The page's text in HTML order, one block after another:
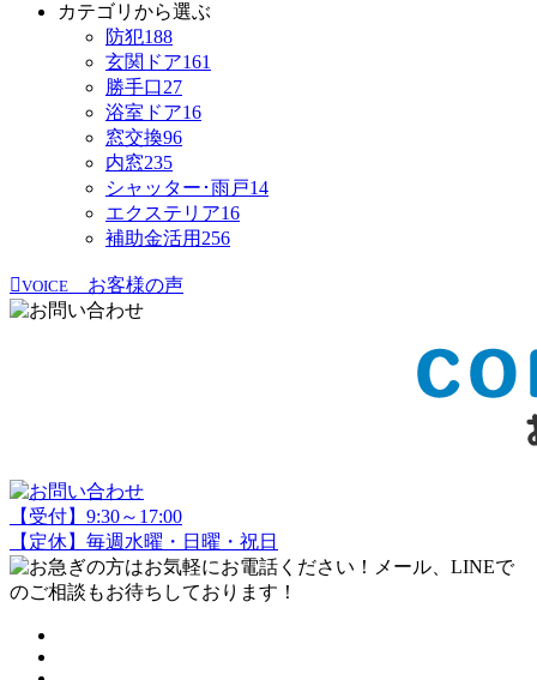
カテゴリから選ぶ
防犯188
玄関ドア161
勝手口27
浴室ドア16
窓交換96
内窓235
シャッター･雨戸14
エクステリア16
補助金活用 256
VOICE お客様の声
【受付】9:30～17:00
【定休】毎週水曜・日曜・祝日